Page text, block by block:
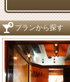
プランから探す